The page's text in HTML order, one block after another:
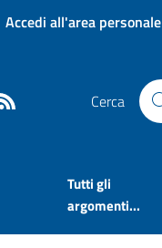
Accedi all'area personale
Cerca
Tutti gli
argomenti...